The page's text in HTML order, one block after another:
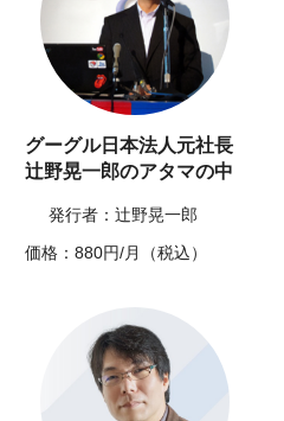
グーグル日本法人元社長
辻野晃一郎のアタマの中
発行者：辻野晃一郎
価格：880円/月（税込）